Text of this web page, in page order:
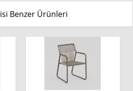
Benzer Ürünleri